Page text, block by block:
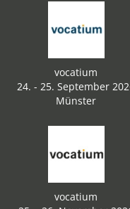
vocatium
24. - 25. September
Münster
vocatium